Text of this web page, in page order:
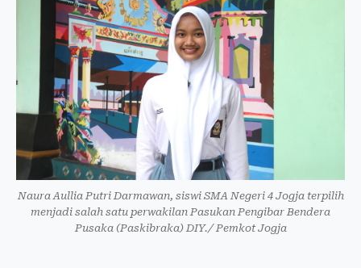
Naura Aullia Putri Darmawan, siswi SMA Negeri 4 Jogja terpilih
menjadi salah satu perwakilan Pasukan Pengibar Bendera
Pusaka (Paskibraka) DIY./ Pemkot Jogja